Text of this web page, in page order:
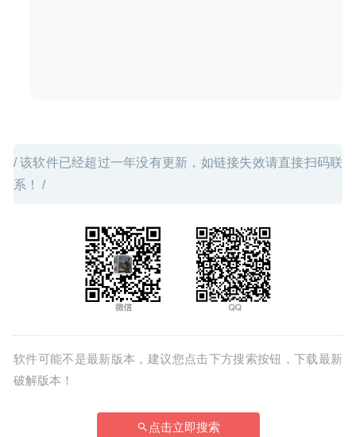
/ 该软件已经超过一年没有更新，如链接失效请直接扫码联
系！ /
软件可能不是最新版本，建议您点击下方搜索按钮，下载最新
破解版本！
点击立即搜索